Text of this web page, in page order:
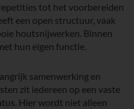
tot het voorbereiden
een open structuur, vaak
houtsnijwerken. Binnen
hun eigen functie.
samenwerking en
zit iedereen op een vaste
Hier wordt niet alleen